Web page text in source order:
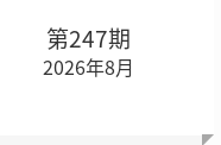
第247期
2026年8月